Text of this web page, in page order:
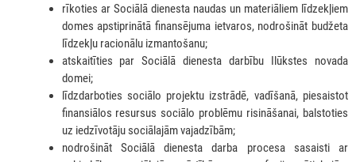
rīkoties ar Sociālā dienesta naudas un materiāliem līdzekļiem
domes apstiprinātā finansējuma ietvaros, nodrošināt budžeta
līdzekļu racionālu izmantošanu;
atskaitīties par Sociālā dienesta darbību Ilūkstes novada
domei;
līdzdarboties sociālo projektu izstrādē, vadīšanā, piesaistot
finansiālos resursus sociālo problēmu risināšanai, balstoties
uz iedzīvotāju sociālajām vajadzībām;
nodrošināt Sociālā dienesta darba procesa sasaisti ar